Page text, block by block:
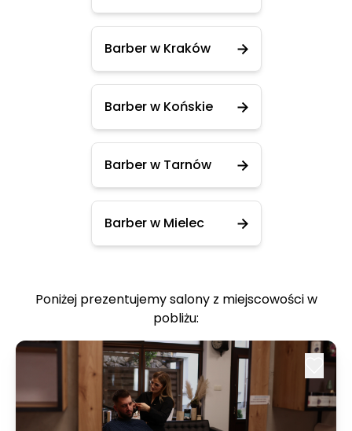
Barber w Kraków
Barber w Końskie
Barber w Tarnów
Barber w Mielec
Poniżej prezentujemy salony z miejscowości w
pobliżu: